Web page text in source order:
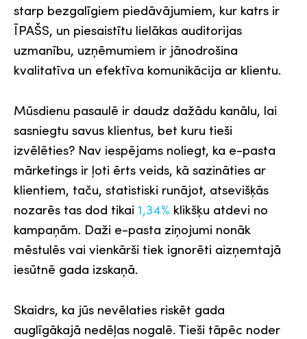
starp bezgalīgiem piedāvājumiem, kur katrs ir
ĪPAŠS, un piesaistītu lielākas auditorijas
uzmanību, uzņēmumiem ir jānodrošina
kvalitatīva un efektīva komunikācija ar klientu.
Mūsdienu pasaulē ir daudz dažādu kanālu, lai
sasniegtu savus klientus, bet kuru tieši
izvēlēties? Nav iespējams noliegt, ka e-pasta
mārketings ir ļoti ērts veids, kā sazināties ar
klientiem, taču, statistiski runājot, atsevišķās
nozarēs tas dod tikai 1,34% klikšķu atdevi no
kampaņām. Daži e-pasta ziņojumi nonāk
mēstulēs vai vienkārši tiek ignorēti aizņemtajā
iesūtnē gada izskaņā.
Skaidrs, ka jūs nevēlaties riskēt gada
auglīgākajā nedēļas nogalē. Tieši tāpēc noder